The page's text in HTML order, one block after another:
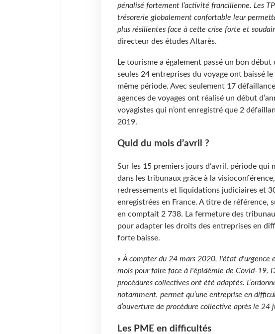
pénalisé fortement l’activité francilienne. Les
trésorerie globalement confortable leur
plus résilientes face à cette crise forte et
directeur des études Altarès.
Le tourisme a également passé un bon début
seules 24 entreprises du voyage ont baissé
même période. Avec seulement 17
agences de voyages ont réalisé un début
voyagistes qui n’ont enregistré que 2
2019.
Quid du mois d’avril ?
Sur les 15 premiers jours d’avril, période qui
dans les tribunaux grâce à la
redressements et liquidations judiciaires et
enregistrées en France. A titre de référence,
en comptait 2 738. La fermeture des
pour adapter les droits des entreprises en
forte baisse.
« À compter du 24 mars 2020, l'état d'urgence
mois pour faire face à l'épidémie de Covid-19.
procédures collectives ont été adaptés.
notamment, permet qu’une entreprise en
d’ouverture de procédure collective après le 24
Les PME en difficultés